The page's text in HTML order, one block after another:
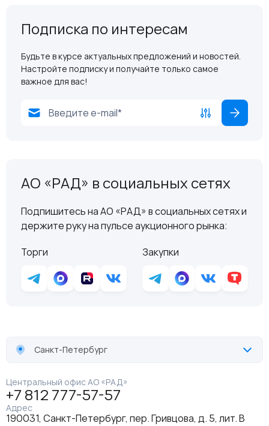
Подписка по интересам
Будьте в курсе актуальных предложений и новостей.
Настройте подписку и получайте только самое
важное для вас!
АО «РАД» в социальных сетях
Подпишитесь на АО «РАД» в социальных сетях и
держите руку на пульсе аукционного рынка:
Торги
Закупки
Санкт-Петербург
Центральный офис АО «РАД»
+7 812 777-57-57
Адрес
190031, Санкт-Петербург, пер. Гривцова, д. 5, лит. В